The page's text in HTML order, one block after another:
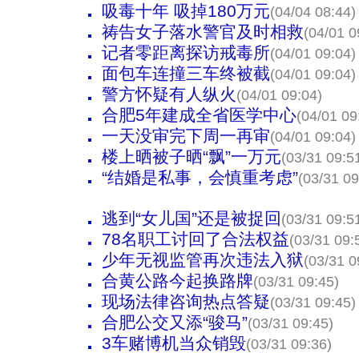
吸毒十年 吸掉180万元(04/04 08:44)
祷告女子落水警官及时相救(04/01
记者零距离探访戒毒所(04/01 09:04)
面包车连撞三车终被截(04/01 09:04)
警方怀疑有人纵火 (04/01 09:04)
合肥5年建成全省医学中心(04/01
一天没审完下周一再审(04/01 09:04)
楼上晒被子晒“飘”一万元(03/31
“结婚是私事，会慎重考虑”(03/31
逃到“女儿国”还是被捉回 (03/31
78名职工讨回了合法权益(03/31
少年无视监管再次违法入狱(03/31
合黄公路今起换路牌(03/31 09:45)
现场法律咨询热点答疑(03/31 09:45)
合肥公交又添“骏马”(03/31 09:45)
3车赌博机当众销毁(03/31 09:36)